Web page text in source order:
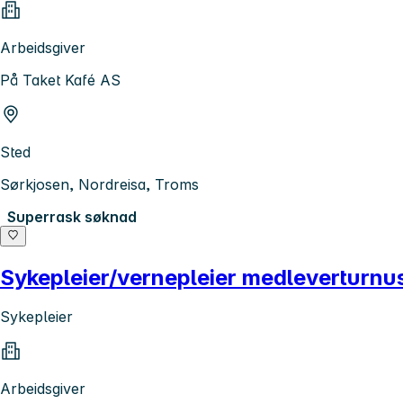
Arbeidsgiver
På Taket Kafé AS
Sted
Sørkjosen, Nordreisa, Troms
Superrask søknad
Sykepleier/vernepleier
Sykepleier
Arbeidsgiver